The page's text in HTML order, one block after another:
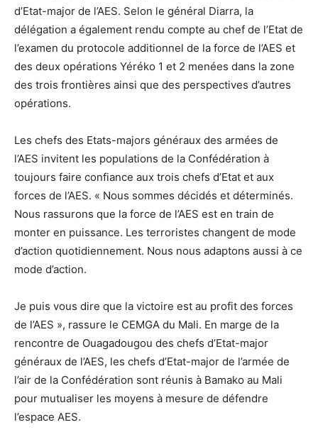
d’Etat-major de l’AES. Selon le général Diarra, la
délégation a également rendu compte au chef de l’Etat de
l’examen du protocole additionnel de la force de l’AES et
des deux opérations Yéréko 1 et 2 menées dans la zone
des trois frontières ainsi que des perspectives d’autres
opérations.
Les chefs des Etats-majors généraux des armées de
l’AES invitent les populations de la Confédération à
toujours faire confiance aux trois chefs d’Etat et aux
forces de l’AES. « Nous sommes décidés et déterminés.
Nous rassurons que la force de l’AES est en train de
monter en puissance. Les terroristes changent de mode
d’action quotidiennement. Nous nous adaptons aussi à ce
mode d’action.
Je puis vous dire que la victoire est au profit des forces
de l’AES », rassure le CEMGA du Mali. En marge de la
rencontre de Ouagadougou des chefs d’Etat-major
généraux de l’AES, les chefs d’Etat-major de l’armée de
l’air de la Confédération sont réunis à Bamako au Mali
pour mutualiser les moyens à mesure de défendre
l’espace AES.